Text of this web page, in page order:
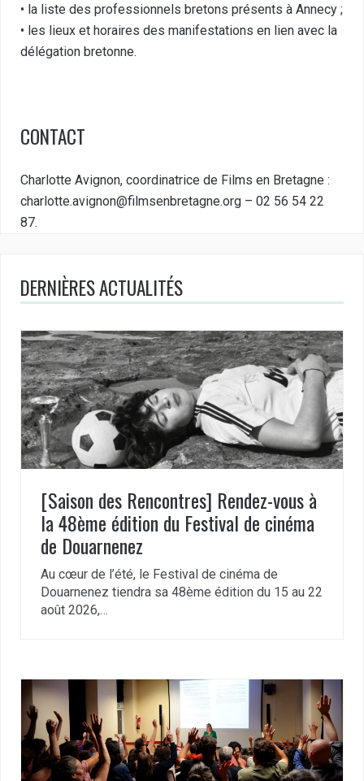
• la liste des professionnels bretons présents à Annecy ;
• les lieux et horaires des manifestations en lien avec la
délégation bretonne.
CONTACT
Charlotte Avignon, coordinatrice de Films en Bretagne :
charlotte.avignon@filmsenbretagne.org – 02 56 54 22
87.
DERNIÈRES ACTUALITÉS
[Saison des Rencontres] Rendez-vous à
la 48ème édition du Festival de cinéma
de Douarnenez
Au cœur de l’été, le Festival de cinéma de
Douarnenez tiendra sa 48ème édition du 15 au 22
août 2026,…